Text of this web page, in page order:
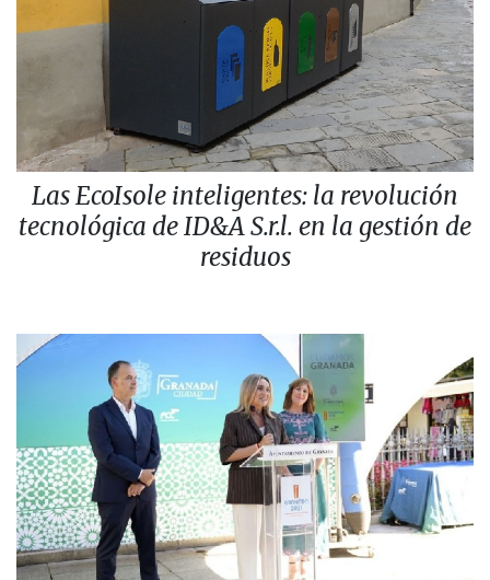
Las EcoIsole inteligentes: la revolución
tecnológica de ID&A S.r.l. en la gestión de
residuos